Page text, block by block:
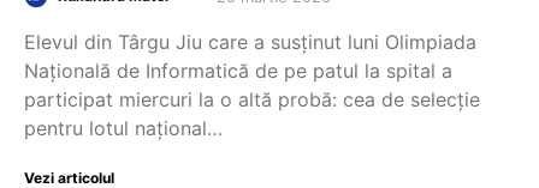
Elevul din Târgu Jiu care a susținut luni Olimpiada
Națională de Informatică de pe patul la spital a
participat miercuri la o altă probă: cea de selecție
pentru lotul național…
Vezi articolul